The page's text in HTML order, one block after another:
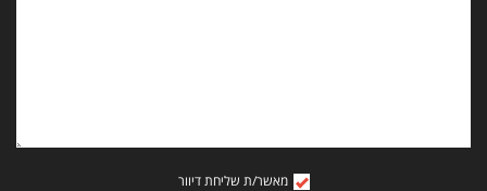
מאשר/ת שליחת דיוור